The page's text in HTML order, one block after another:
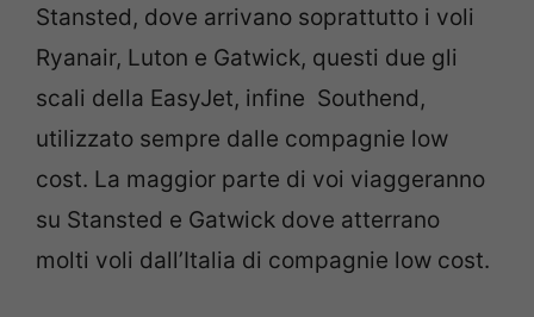
Stansted, dove arrivano soprattutto i voli
Ryanair, Luton e Gatwick, questi due gli
scali della EasyJet, infine Southend,
utilizzato sempre dalle compagnie low
cost. La maggior parte di voi viaggeranno
su Stansted e Gatwick dove atterrano
molti voli dall’Italia di compagnie low cost.